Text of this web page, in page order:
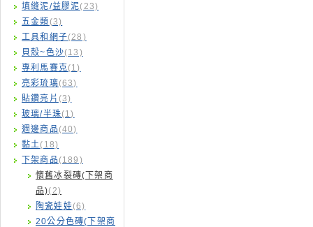
填縫泥/益膠泥(23)
五金類 (3)
工具和網子(28)
貝殼~色沙(13)
專利馬賽克(1)
亮彩琉璃(63)
貼鑽亮片 (3)
玻璃/半珠(1)
週邊商品(40)
黏土(18)
下架商品(189)
懷舊冰裂磚(下架商
品)(2)
陶瓷娃娃(6)
20公分色磚(下架商